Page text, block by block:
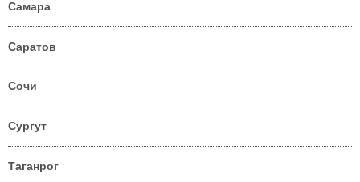
Самара
Саратов
Сочи
Сургут
Таганрог